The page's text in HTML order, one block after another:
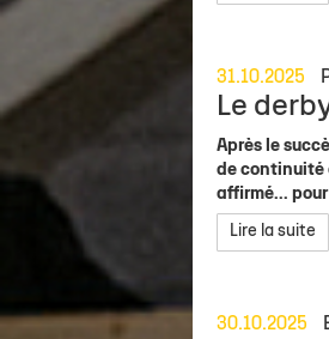
31.10.2025
Le
Après le
de continuité
affirmé...
Lire la suite
30.10.2025